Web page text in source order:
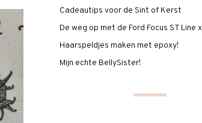
Cadeautips voor de Sint of Kerst
De weg op met de Ford Focus ST Line
Haarspeldjes maken met epoxy!
Mijn echte BellySister!